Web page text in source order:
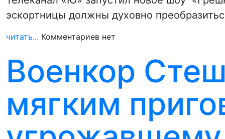
эскортницы должны духовно
читать... Комментариев нет
Военкор
мягким